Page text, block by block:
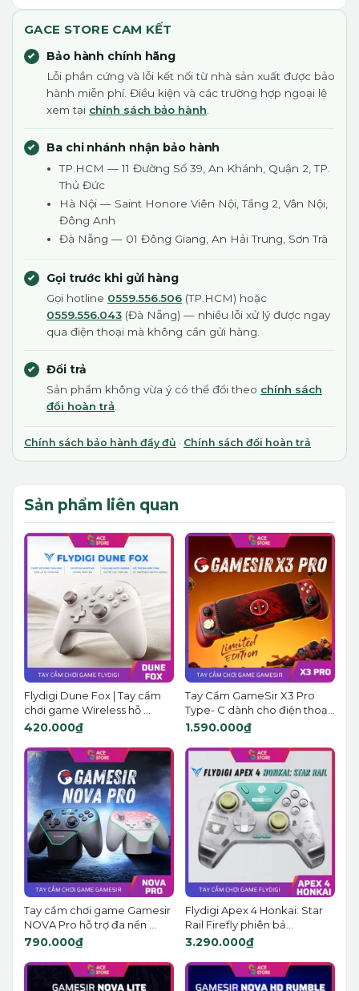
GACE STORE CAM KẾT
Bảo hành chính hãng
Lỗi phần cứng và lỗi kết nối từ nhà sản xuất được bảo
hành miễn phí. Điều kiện và các trường hợp ngoại lệ
xem tại chính sách bảo hành
Ba chi nhánh nhận bảo hành
TP.HCM — 11 Đường Số 39, An Khánh, Quận 2, TP.
Thủ Đức
Hà Nội — Saint Honore Viên Nội, Tầng 2, Vân Nội,
Đông Anh
Đà Nẵng — 01 Đông Giang, An Hải Trung, Sơn Trà
Gọi trước khi gửi hàng
Gọi hotline 0559.556.506 (TP.HCM) hoặc
0559.556.043 (Đà Nẵng) — nhiều lỗi xử lý được ngay
qua điện thoại mà không cần gửi hàng.
Đổi trả
Sản phẩm không vừa ý có thể đổi theo chính sách
đổi hoàn trả
Chính sách bảo hành đầy đủ · Chính sách đổi hoàn trả
Sản phẩm liên quan
Flydigi Dune Fox | Tay cầm
chơi game Wireless hỗ ...
420.000₫
Tay Cầm GameSir X3 Pro
Type- C dành cho điện thoạ...
1.590.000₫
Tay cầm chơi game Gamesir
NOVA Pro hỗ trợ đa nền ...
790.000₫
Flydigi Apex 4 Honkai: Star
Rail Firefly phiên bả...
3.290.000₫